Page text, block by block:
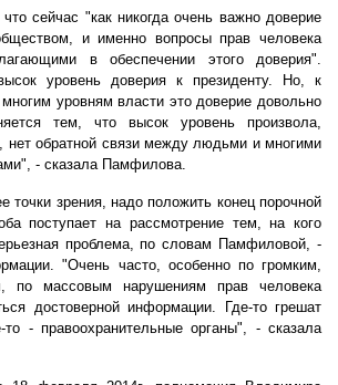
сейчас "как никогда очень важно доверие
и именно вопросы прав человека
в обеспечении этого доверия".
уровень доверия к президенту. Но, к
уровням власти это доверие довольно
тем, что высок уровень произвола,
нет обратной связи между людьми и многими
- сказала Памфилова.
точки зрения, надо положить конец порочной
поступает на рассмотрение тем, на кого
проблема, по словам Памфиловой, -
"Очень часто, особенно по громким,
по массовым нарушениям прав человека
достоверной информации. Где-то грешат
то - правоохранительные органы", - сказала